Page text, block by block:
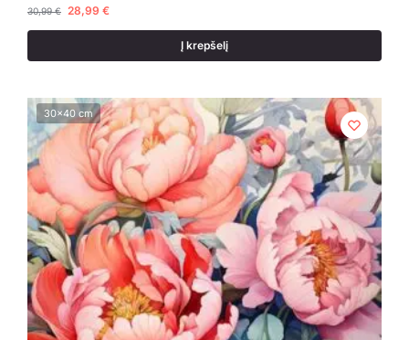
30,99€ 28,99 €
Į krepšelį
30x40 cm